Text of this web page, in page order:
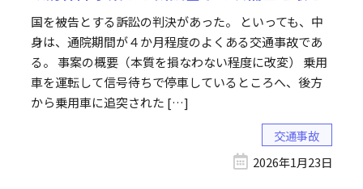
国を被告とする訴訟の判決があった。 といっても、中
身は、通院期間が４か月程度のよくある交通事故であ
る。 事案の概要（本質を損なわない程度に改変） 乗用
車を運転して信号待ちで停車しているところへ、後方
から乗用車に追突された […]
交通事故
2026年1月23日